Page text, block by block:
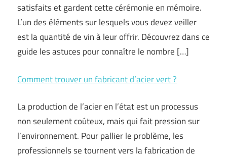
satisfaits et gardent cette cérémonie en mémoire.
L’un des éléments sur lesquels vous devez veiller
est la quantité de vin à leur offrir. Découvrez dans ce
guide les astuces pour connaître le nombre […]
Comment trouver un fabricant d’acier vert ?
La production de l’acier en l’état est un processus
non seulement coûteux, mais qui fait pression sur
l’environnement. Pour pallier le problème, les
professionnels se tournent vers la fabrication de